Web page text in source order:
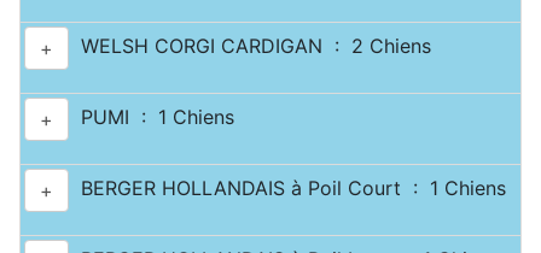
+ WELSH CORGI CARDIGAN : 2 Chiens
+ PUMI : 1 Chiens
+ BERGER HOLLANDAIS à Poil Court : 1 Chiens